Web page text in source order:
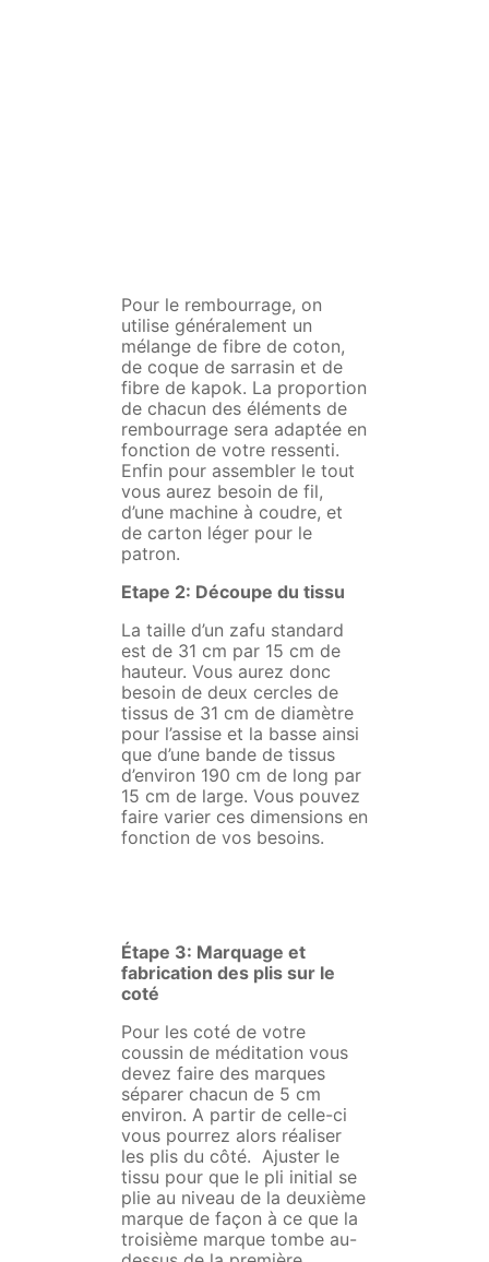
Pour le rembourrage, on
utilise généralement un
mélange de fibre de coton,
de coque de sarrasin et de
fibre de kapok. La proportion
de chacun des éléments de
rembourrage sera adaptée en
fonction de votre ressenti.
Enfin pour assembler le tout
vous aurez besoin de fil,
d’une machine à coudre, et
de carton léger pour le
patron.
Etape 2: Découpe du tissu
La taille d’un zafu standard
est de 31 cm par 15 cm de
hauteur. Vous aurez donc
besoin de deux cercles de
tissus de 31 cm de diamètre
pour l’assise et la basse ainsi
que d’une bande de tissus
d’environ 190 cm de long par
15 cm de large. Vous pouvez
faire varier ces dimensions en
fonction de vos besoins.
Étape 3: Marquage et
fabrication des plis sur le
coté
Pour les coté de votre
coussin de méditation vous
devez faire des marques
séparer chacun de 5 cm
environ. A partir de celle-ci
vous pourrez alors réaliser
les plis du côté. Ajuster le
tissu pour que le pli initial se
plie au niveau de la deuxième
marque de façon à ce que la
troisième marque tombe au-